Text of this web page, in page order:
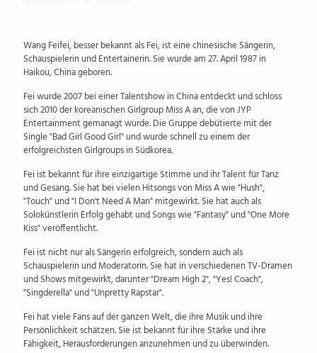
Wang Feifei, besser bekannt als Fei, ist eine chinesische Sängerin,
Schauspielerin und Entertainerin. Sie wurde am 27. April 1987 in
Haikou, China geboren.
Fei wurde 2007 bei einer Talentshow in China entdeckt und schloss
sich 2010 der koreanischen Girlgroup Miss A an, die von JYP
Entertainment gemanagt wurde. Die Gruppe debütierte mit der
Single "Bad Girl Good Girl" und wurde schnell zu einem der
erfolgreichsten Girlgroups in Südkorea.
Fei ist bekannt für ihre einzigartige Stimme und ihr Talent für Tanz
und Gesang. Sie hat bei vielen Hitsongs von Miss A wie "Hush",
"Touch" und "I Don't Need A Man" mitgewirkt. Sie hat auch als
Solokünstlerin Erfolg gehabt und Songs wie "Fantasy" und "One More
Kiss" veröffentlicht.
Fei ist nicht nur als Sängerin erfolgreich, sondern auch als
Schauspielerin und Moderatorin. Sie hat in verschiedenen TV-Dramen
und Shows mitgewirkt, darunter "Dream High 2", "Yes! Coach",
"Singderella" und "Unpretty Rapstar".
Fei hat viele Fans auf der ganzen Welt, die ihre Musik und ihre
Persönlichkeit schätzen. Sie ist bekannt für ihre Stärke und ihre
Fähigkeit, Herausforderungen anzunehmen und zu überwinden.